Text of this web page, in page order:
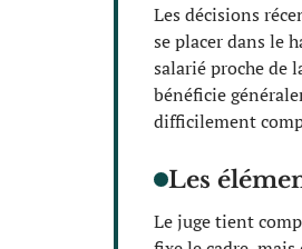
Les décisions
se placer dans le
salarié proche de
bénéficie
difficilement
Les
Le juge tient